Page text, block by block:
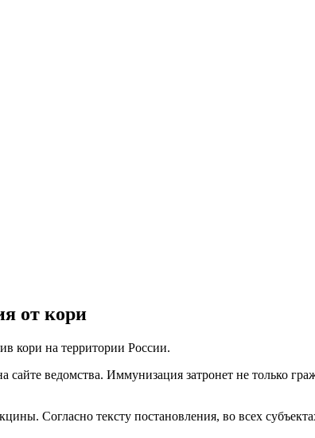
от кори
кори на территории России.
сайте ведомства. Иммунизация затронет не только
Согласно тексту постановления, во всех